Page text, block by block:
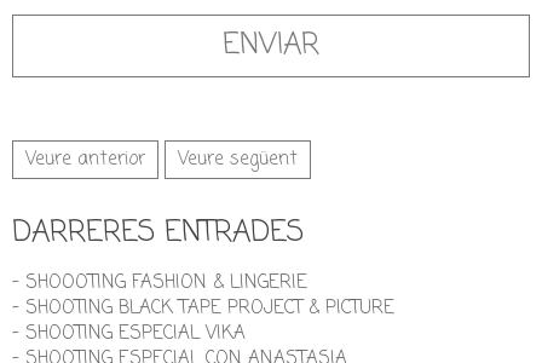
Veure anterior Veure següent
DARRERES ENTRADES
- SHOOOTING FASHION & LINGERIE
- SHOOTING BLACK TAPE PROJECT & PICTURE
- SHOOTING ESPECIAL VIKA